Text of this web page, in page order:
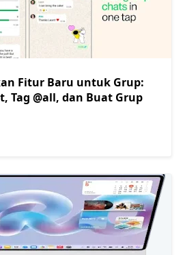
Fitur Baru untuk Grup:
Tag @all, dan Buat Grup